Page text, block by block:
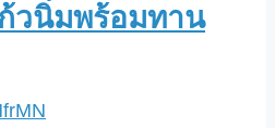
วนิ่มพร้อมทาน